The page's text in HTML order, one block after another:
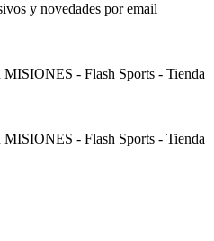
y novedades por email